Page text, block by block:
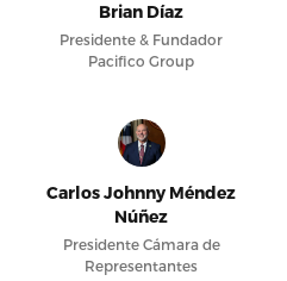
Brian Díaz
Presidente & Fundador
Pacifico Group
Carlos Johnny Méndez
Núñez
Presidente Cámara de
Representantes